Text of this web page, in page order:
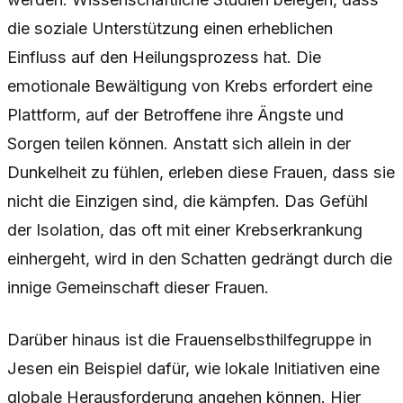
die soziale Unterstützung einen erheblichen
Einfluss auf den Heilungsprozess hat. Die
emotionale Bewältigung von Krebs erfordert eine
Plattform, auf der Betroffene ihre Ängste und
Sorgen teilen können. Anstatt sich allein in der
Dunkelheit zu fühlen, erleben diese Frauen, dass sie
nicht die Einzigen sind, die kämpfen. Das Gefühl
der Isolation, das oft mit einer Krebserkrankung
einhergeht, wird in den Schatten gedrängt durch die
innige Gemeinschaft dieser Frauen.
Darüber hinaus ist die Frauenselbsthilfegruppe in
Jesen ein Beispiel dafür, wie lokale Initiativen eine
globale Herausforderung angehen können. Hier